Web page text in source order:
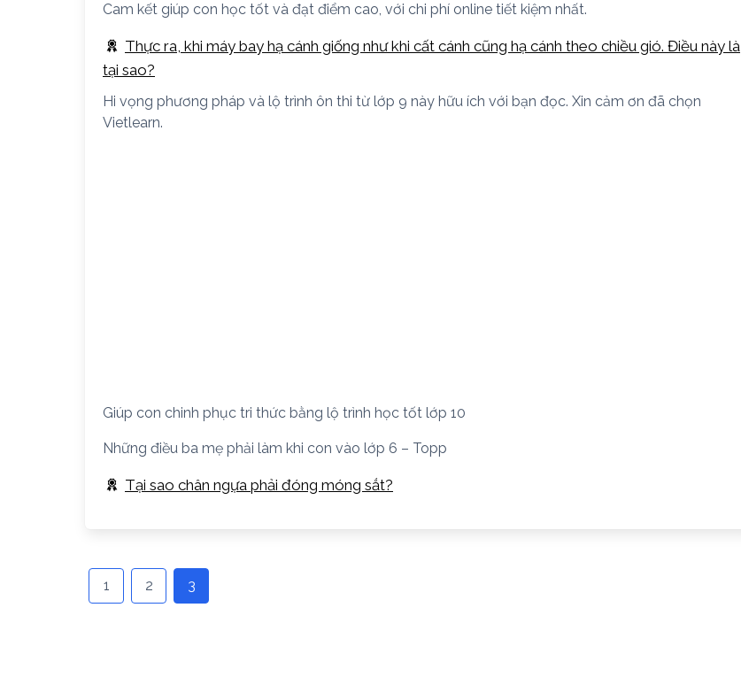
Cam kết giúp con học tốt và đạt điểm cao, với chi phí online tiết kiệm nhất.
Thực ra, khi máy bay hạ cánh giống như khi cất cánh cũng hạ cánh theo chiều gió. Điều này là
tại sao?
Hi vọng phương pháp và lộ trình ôn thi từ lớp 9 này hữu ích với bạn đọc. Xin cảm ơn đã chọn
Vietlearn.
Giúp con chinh phục tri thức bằng lộ trình học tốt lớp 10
Những điều ba mẹ phải làm khi con vào lớp 6 – Topp
Tại sao chân ngựa phải đóng móng sắt?
1 2 3